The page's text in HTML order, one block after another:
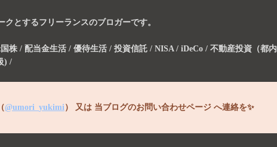
クとするフリーランスのブロガーです。
株 / 配当金生活 / 優待生活 / 投資信託 / NISA / iDeCo / 不動産投資（都内
) /
@umori_yukimi） 又は 当ブログのお問い合わせページ へ連絡を✨